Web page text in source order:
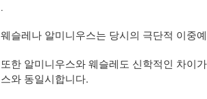
.
웨슬레나 알미니우스는 당시의 극단적 이중
또한 알미니우스와 웨슬레도 신학적인 차이
스와 동일시합니다.